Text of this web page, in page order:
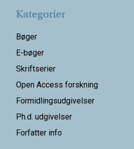
Kategorier
Bøger
E-bøger
Skriftserier
Open Access forskning
Formidlingsudgivelser
Ph.d. udgivelser
Forfatter info